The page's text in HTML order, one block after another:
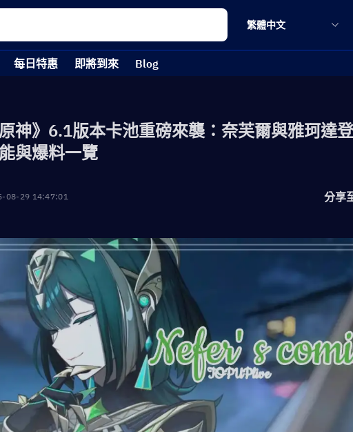
繁體中文
每日特惠 即將到來 Blog
原神》6.1版本卡池重磅來襲：奈芙爾與雅珂達
與爆料一覽
08-29 14:47:01 分享